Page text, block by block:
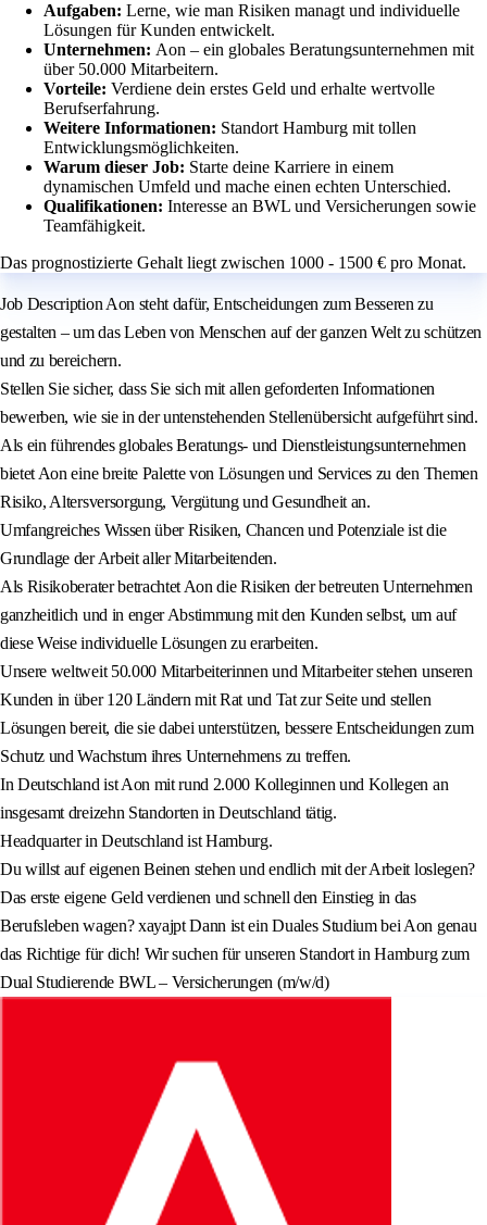
Aufgaben: Lerne, wie man Risiken managt und individuelle
Lösungen für Kunden entwickelt.
Unternehmen: Aon – ein globales Beratungsunternehmen mit
über 50.000 Mitarbeitern.
Vorteile: Verdiene dein erstes Geld und erhalte wertvolle
Berufserfahrung.
Weitere Informationen: Standort Hamburg mit tollen
Entwicklungsmöglichkeiten.
Warum dieser Job: Starte deine Karriere in einem
dynamischen Umfeld und mache einen echten Unterschied.
Qualifikationen: Interesse an BWL und Versicherungen sowie
Teamfähigkeit.
Das prognostizierte Gehalt liegt zwischen 1000 - 1500 € pro Monat.
Job Description Aon steht dafür, Entscheidungen zum Besseren zu
gestalten – um das Leben von Menschen auf der ganzen Welt zu schützen
und zu bereichern.
Stellen Sie sicher, dass Sie sich mit allen geforderten Informationen
bewerben, wie sie in der untenstehenden Stellenübersicht aufgeführt sind.
Als ein führendes globales Beratungs- und Dienstleistungsunternehmen
bietet Aon eine breite Palette von Lösungen und Services zu den Themen
Risiko, Altersversorgung, Vergütung und Gesundheit an.
Umfangreiches Wissen über Risiken, Chancen und Potenziale ist die
Grundlage der Arbeit aller Mitarbeitenden.
Als Risikoberater betrachtet Aon die Risiken der betreuten Unternehmen
ganzheitlich und in enger Abstimmung mit den Kunden selbst, um auf
diese Weise individuelle Lösungen zu erarbeiten.
Unsere weltweit 50.000 Mitarbeiterinnen und Mitarbeiter stehen unseren
Kunden in über 120 Ländern mit Rat und Tat zur Seite und stellen
Lösungen bereit, die sie dabei unterstützen, bessere Entscheidungen zum
Schutz und Wachstum ihres Unternehmens zu treffen.
In Deutschland ist Aon mit rund 2.000 Kolleginnen und Kollegen an
insgesamt dreizehn Standorten in Deutschland tätig.
Headquarter in Deutschland ist Hamburg.
Du willst auf eigenen Beinen stehen und endlich mit der Arbeit loslegen?
Das erste eigene Geld verdienen und schnell den Einstieg in das
Berufsleben wagen? xayajpt Dann ist ein Duales Studium bei Aon genau
das Richtige für dich! Wir suchen für unseren Standort in Hamburg zum
Dual Studierende BWL – Versicherungen (m/w/d)